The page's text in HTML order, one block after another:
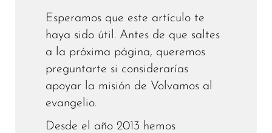
Esperamos que este artículo te
haya sido útil. Antes de que saltes
a la próxima página, queremos
preguntarte si considerarías
apoyar la misión de Volvamos al
evangelio.
Desde el año 2013 hemos